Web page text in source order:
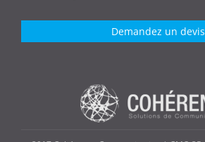
Demandez un devis